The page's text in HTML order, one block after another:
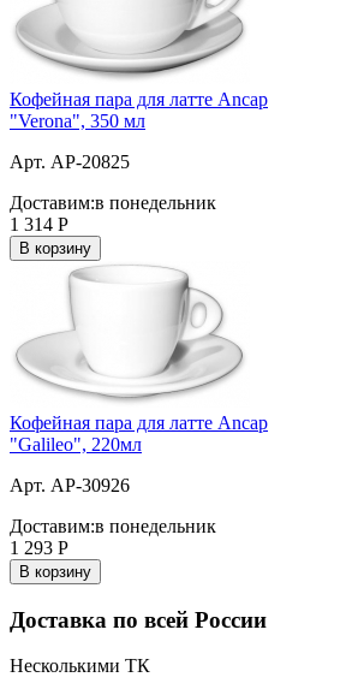
Кофейная пара для латте Ancap
"Verona", 350 мл
Арт. AP-20825
Доставим:в понедельник
1 314 Р
В корзину
Кофейная пара для латте Ancap
"Galileo", 220мл
Арт. AP-30926
Доставим:в понедельник
1 293 Р
В корзину
Доставка по всей России
Несколькими ТК